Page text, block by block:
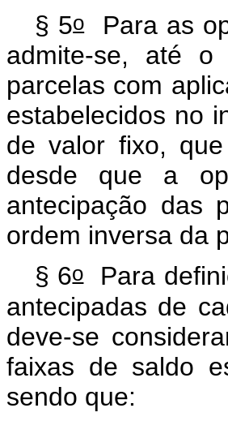
§ 5oPara as
admite-se, até
parcelas com
estabelecidos no
de valor fixo,
desde que a
antecipação das
ordem inversa da
§ 6oPara
antecipadas de
deve-se
faixas de saldo
sendo que: